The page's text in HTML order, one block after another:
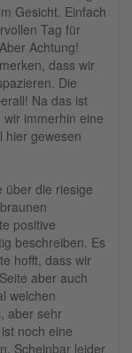
Gesicht. Einfach
Tag für
Achtung!
dass wir
Die
Na das ist
immerhin eine
hier gewesen
über die riesige
positive
beschreiben. Es
hofft, dass wir
aber auch
welchen
aber sehr
noch eine
Scheinbar leider